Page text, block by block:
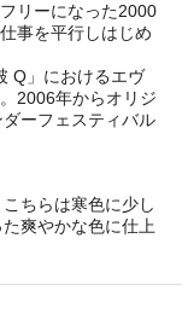
リーになった2000
事を平行しはじめ
Q」におけるエヴ
2006年からオリジ
ーフェスティバル
ちらは寒色に少し
爽やかな色に仕上